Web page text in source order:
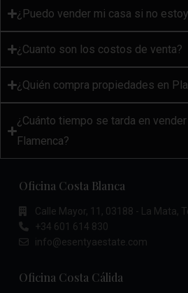
¿Puedo vender mi casa si no
¿Cuanto son los costos de venta?
¿Quién compra propiedades en
¿Cuánto tiempo se tarda en
Flamenca?
Oficina Costa Blanca
Calle Mayor, 11, 03188 - La Mata,
+34 601 614 830
info@esentyaestate.com
Oficina Costa Cálida